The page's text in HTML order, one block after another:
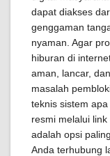
dapat diakses
genggaman
nyaman. Agar
hiburan di
aman, lancar,
masalah
teknis sistem
resmi melalui
adalah opsi
Anda terhubung